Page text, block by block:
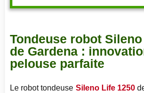
Tondeuse robot
de Gardena :
pelouse parfaite
Le robot tondeuse Sileno Life 1250